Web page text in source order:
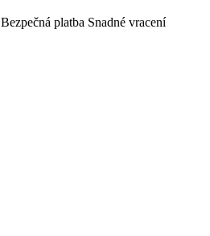
Bezpečná platba Snadné vracení